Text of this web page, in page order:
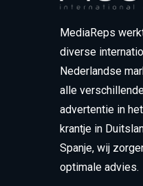
MediaReps
diverse
Nederlandse
alle
advertentie in
krantje in
Spanje, wij
optimale advies.